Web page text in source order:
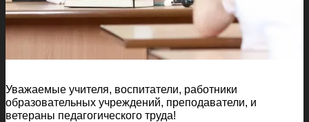
Уважаемые учителя, воспитатели, работники
образовательных учреждений, преподаватели, и
ветераны педагогического труда!